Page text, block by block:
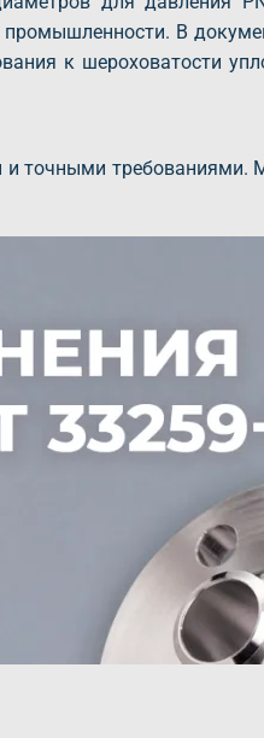
В
к шероховатости
и точными требованиями.